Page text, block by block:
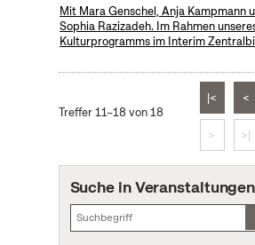
Mit Mara Genschel, Anja Kampmann
Sophia Razizadeh. Im Rahmen
Kulturprogramms im Interim
Treffer 11–18 von 18
|< <
> >|
Suche in Veranstaltungen